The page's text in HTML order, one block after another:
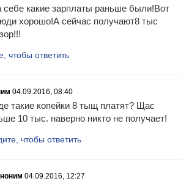
себе какие зарплаты раньше были!Вот
хорошо!А сейчас получают8 тыс
чтобы ответить
04.09.2016, 08:40
такие копейки 8 тыщ платят? Щас
10 тыс. наверно никто не получает!
чтобы ответить
04.09.2016, 12:27